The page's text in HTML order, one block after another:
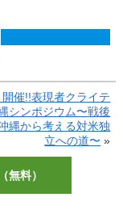
催!!表現者クライテ
シンポジウム〜戦後
縄から考える対米独
立への道〜 »
無料）